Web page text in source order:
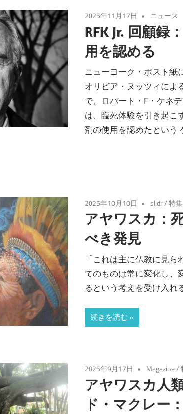
2025年11月17日 ニュース
RFK Jr. 回顧録
用を認める
ニューヨーク・ポスト紙
オリビア・ヌッツィによ
で、ロバート・F・ケネ
は、臨死体験を引き起こ
剤の使用を認めたという
2025年10月10日 slidr/特
アヤワスカ：
べき発見
「これは主に仏教に見
てのものは常に変化し、
るという考えを受け入れ
続きを読む
2025年9月17日 Magazine/
アヤワスカ人
ド・マクレー